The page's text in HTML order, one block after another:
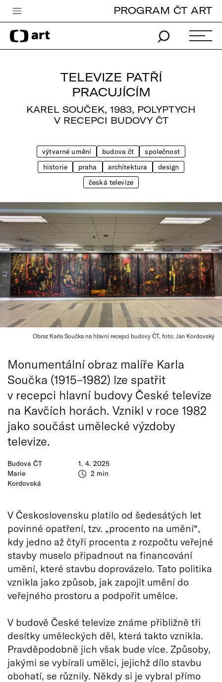
Česká televize
Zpravodajství
TV program
PROGRAM ČT ART
TELEVIZE PATŘÍ
PRACUJÍCÍM
KAREL SOUČEK, 1983, POLYPTYCH
V RECEPCI BUDOVY ČT
výtvarné umění budova čt
společnost
historie
praha architektura
design
česká televize
Obraz Karla Součka na hlavní recepci budovy ČT, foto: Jan Kordovský
Budova ČT
Marie
Kordovská
1. 4. 2025
2 min
Monumentální obraz malíře Karla
Součka (1915–1982) lze spatřit
v recepci hlavní budovy České televize
na Kavčích horách. Vznikl v roce 1982
jako součást umělecké výzdoby
televize.
V Československu platilo od šedesátých let
povinné opatření, tzv. „procento na umění“,
kdy jedno až čtyři procenta z rozpočtu veřejné
stavby muselo připadnout na financování
umění, které stavbu doprovázelo. Tato politika
vznikla jako způsob, jak zapojit umění do
veřejného prostoru a podpořit umělce.
V budově České televize známe přibližně tři
desítky uměleckých děl, která takto vznikla.
Pravděpodobně jich však bude více. Způsoby,
jakými se vybírali umělci, jejichž dílo stavbu
obohatí, se různily. Někdy si je vybral přímo